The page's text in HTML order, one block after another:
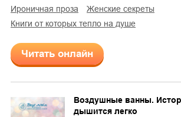
ироничная проза
женские секреты
Книги от которых тепло на душе
Читать онлайн
Воздушные ванны.
дышится легко